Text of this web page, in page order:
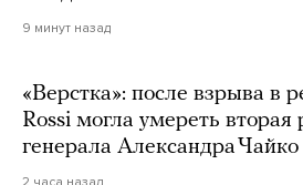
9 минут назад
«Верстка»: после взрыва в
Rossi могла умереть вторая
генерала Александра Чайко